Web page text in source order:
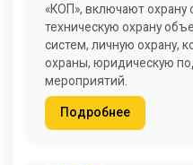
«КОП», включают охрану
техническую охрану
систем, личную охрану,
охраны, юридическую
мероприятий.
Подробнее